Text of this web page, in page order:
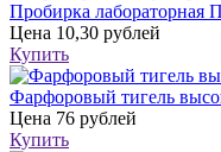
Пробирка лабораторная
Цена 10,30 рублей
Купить
Фарфоровый тигель
Цена 76 рублей
Купить